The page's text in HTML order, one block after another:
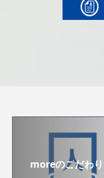
moreのこだわり